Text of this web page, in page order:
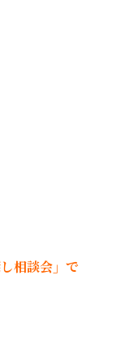
相談会」で